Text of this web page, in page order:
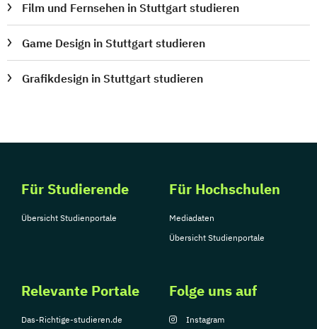
Film und Fernsehen in Stuttgart studieren
Game Design in Stuttgart studieren
Grafikdesign in Stuttgart studieren
Für Studierende
Übersicht Studienportale
Für Hochschulen
Mediadaten
Übersicht Studienportale
Relevante Portale
Das-Richtige-studieren.de
Folge uns auf
Instagram